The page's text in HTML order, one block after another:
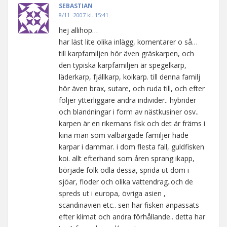
SEBASTIAN
8/11 -2007 kl. 15:41
hej allihop…
har läst lite olika inlägg, komentarer o så…
till karpfamiljen hör även gräskarpen, och
den typiska karpfamiljen är spegelkarp,
läderkarp, fjällkarp, koikarp. till denna familj
hör även brax, sutare, och ruda till, och efter
följer ytterliggare andra individer.. hybrider
och blandningar i form av nästkusiner osv..
karpen är en rikemans fisk och det är främs i
kina man som välbärgade familjer hade
karpar i dammar. i dom flesta fall, guldfisken
koi. allt efterhand som åren sprang ikapp,
började folk odla dessa, sprida ut dom i
sjöar, floder och olika vattendrag..och de
spreds ut i europa, övriga asien ,
scandinavien etc.. sen har fisken anpassats
efter klimat och andra förhållande.. detta har